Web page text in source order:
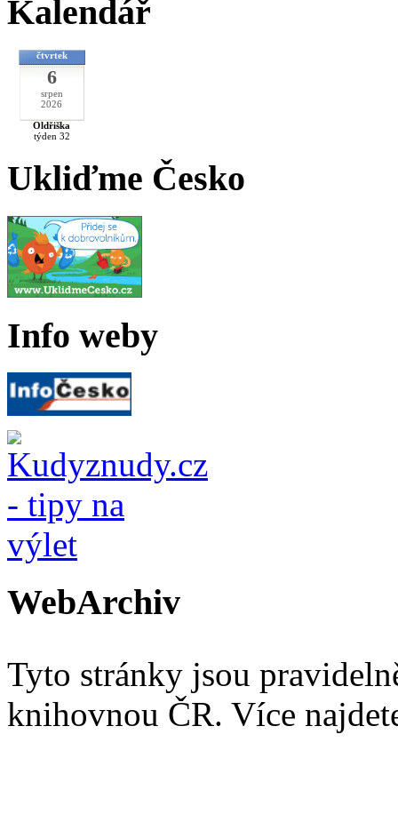
Kalendář
čtvrtek
6
srpen
2026
Oldřiška
týden 32
Ukliďme Česko
Info weby
WebArchiv
Tyto stránky jsou
knihovnou ČR. Více